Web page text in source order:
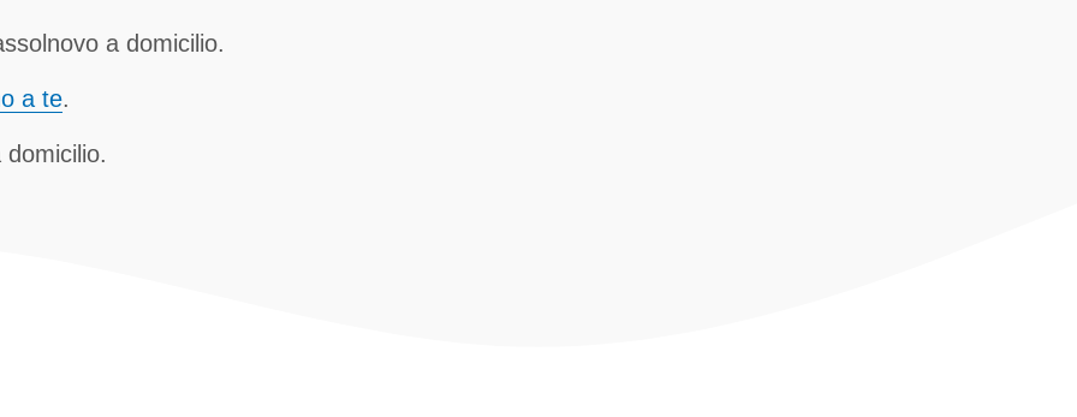
a domicilio.
a te.